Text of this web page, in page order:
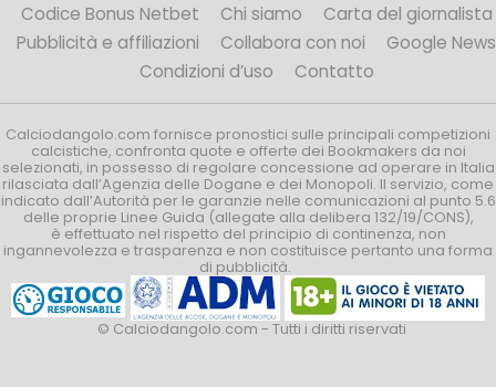
Codice Bonus Netbet
Chi siamo
Carta del giornalista
Pubblicità e affiliazioni
Collabora con noi
Google News
Condizioni d’uso
Contatto
Calciodangolo.com fornisce pronostici sulle principali competizioni
calcistiche, confronta quote e offerte dei Bookmakers da noi
selezionati, in possesso di regolare concessione ad operare in Italia
rilasciata dall’Agenzia delle Dogane e dei Monopoli. Il servizio, come
indicato dall’Autorità per le garanzie nelle comunicazioni al punto 5.6
delle proprie Linee Guida (allegate alla delibera 132/19/CONS),
è effettuato nel rispetto del principio di continenza, non
ingannevolezza e trasparenza e non costituisce pertanto una forma
di pubblicità.
© Calciodangolo.com - Tutti i diritti riservati